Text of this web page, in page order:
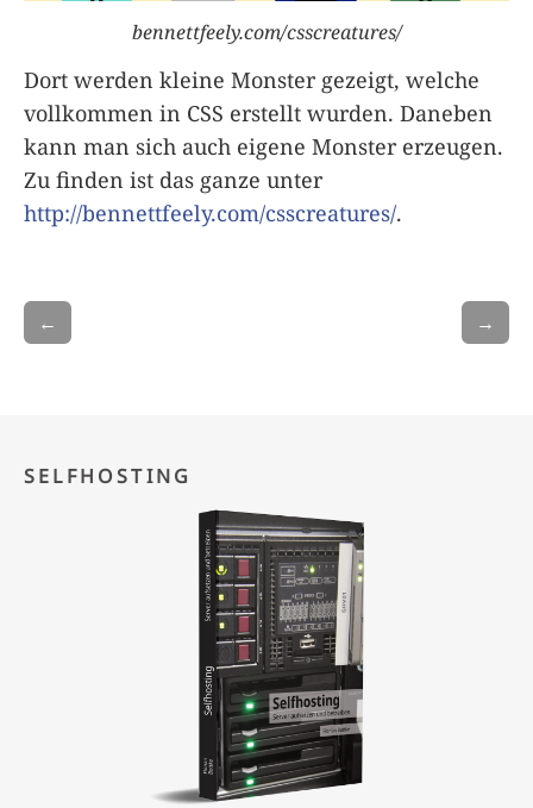
bennettfeely.com/csscreatures/
Dort werden kleine Monster gezeigt, welche
vollkommen in CSS erstellt wurden. Daneben
kann man sich auch eigene Monster erzeugen.
Zu finden ist das ganze unter
http://bennettfeely.com/csscreatures/.
← →
SELFHOSTING